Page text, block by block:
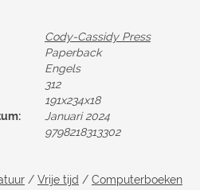
Cody-Cassidy Press
Paperback
Engels
312
191x234x18
Januari 2024
9798218313302
/ Vrije tijd / Computerboeken